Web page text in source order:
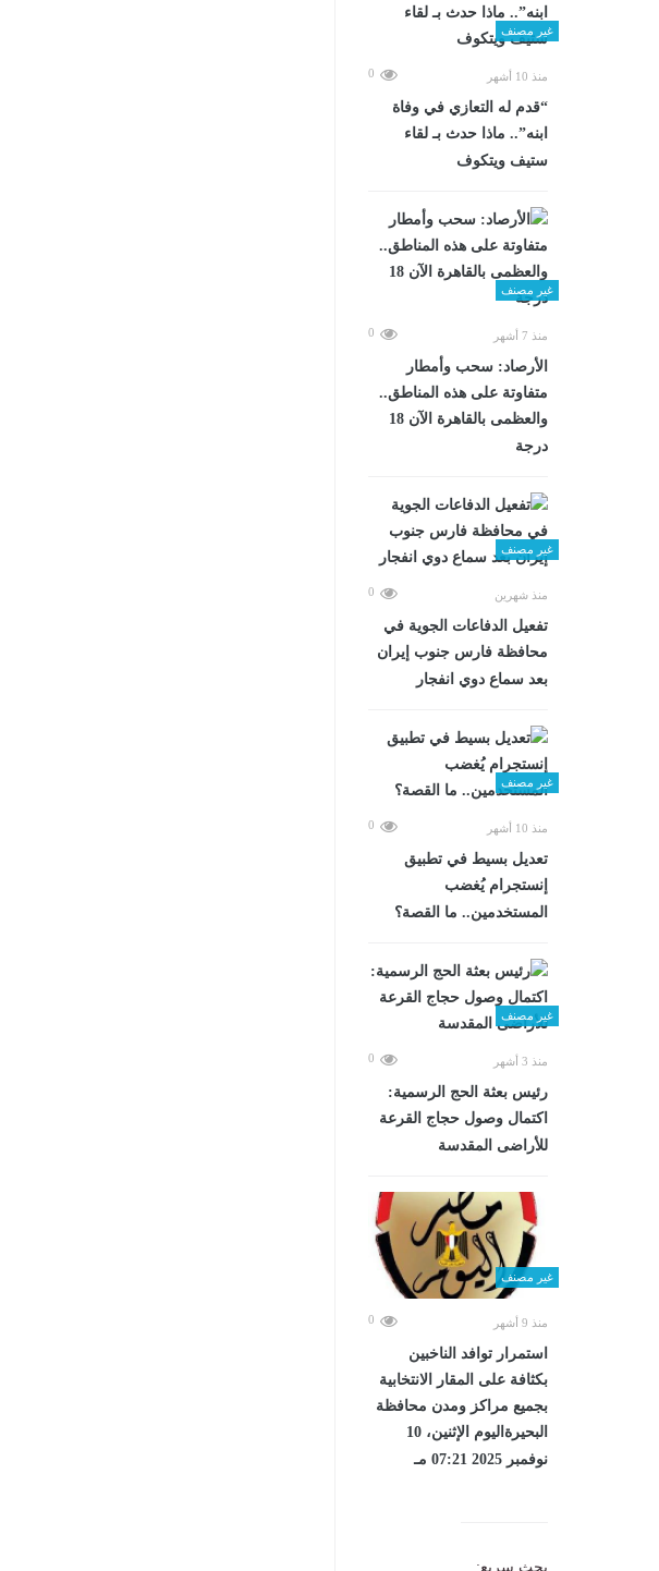
غير مصنف
منذ 10 أشهر 0
“قدم له التعازي في وفاة
ابنه”.. ماذا حدث بـ لقاء
ستيف ويتكوف
غير مصنف
منذ 7 أشهر 0
الأرصاد: سحب وأمطار
متفاوتة على هذه المناطق..
والعظمى بالقاهرة الآن 18
درجة
غير مصنف
منذ شهرين 0
تفعيل الدفاعات الجوية في
محافظة فارس جنوب إيران
بعد سماع دوي انفجار
غير مصنف
منذ 10 أشهر 0
تعديل بسيط في تطبيق
إنستجرام يُغضب
المستخدمين.. ما القصة؟
غير مصنف
منذ 3 أشهر 0
رئيس بعثة الحج الرسمية:
اكتمال وصول حجاج القرعة
للأراضى المقدسة
غير مصنف
منذ 9 أشهر 0
استمرار توافد الناخبين
بكثافة على المقار الانتخابية
بجميع مراكز ومدن محافظة
البحيرةاليوم الإثنين، 10
نوفمبر 2025 07:21 مـ
بحث سريع: